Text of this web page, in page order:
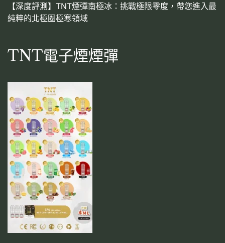
【深度評測】TNT煙彈南極冰：挑戰極限零度，帶您進入最
純粹的北極圈極寒領域
TNT電子煙煙彈